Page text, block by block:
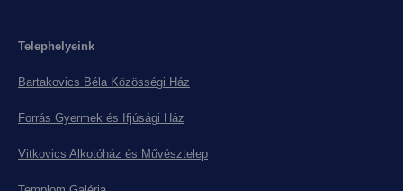
Telephelyeink
Bartakovics Béla Közösségi Ház
Forrás Gyermek és Ifjúsági Ház
Vitkovics Alkotóház és Művésztelep